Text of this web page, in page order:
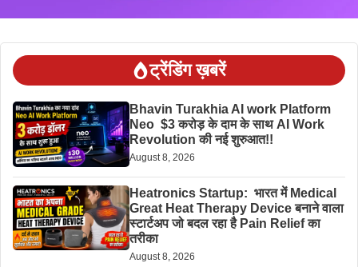
ट्रेंडिंग ख़बरें
Bhavin Turakhia AI work Platform
Neo $3 करोड़ के दाम के साथ AI Work
Revolution की नई शुरुआत!!
August 8, 2026
Heatronics Startup: भारत में Medical
Great Heat Therapy Device बनाने वाला
स्टार्टअप जो बदल रहा है Pain Relief का
तरीका
August 8, 2026